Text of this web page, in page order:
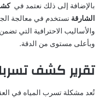
بالإضافة إلى ذلك نعتمد في
الشارقة نستخدم في معالجة
والأساليب الاحترافية التي
وبأعلى مستوى من الدقة.
تقرير كشف
تُعد مشكلة تسرب المياه في